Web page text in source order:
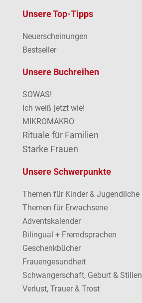
Unsere Top-Tipps
Neuerscheinungen
Bestseller
Unsere Buchreihen
SOWAS!
Ich weiß jetzt wie!
MIKROMAKRO
Rituale für Familien
Starke Frauen
Unsere Schwerpunkte
Themen für Kinder & Jugendliche
Themen für Erwachsene
Adventskalender
Bilingual + Fremdsprachen
Geschenkbücher
Frauengesundheit
Schwangerschaft, Geburt & Stillen
Verlust, Trauer & Trost